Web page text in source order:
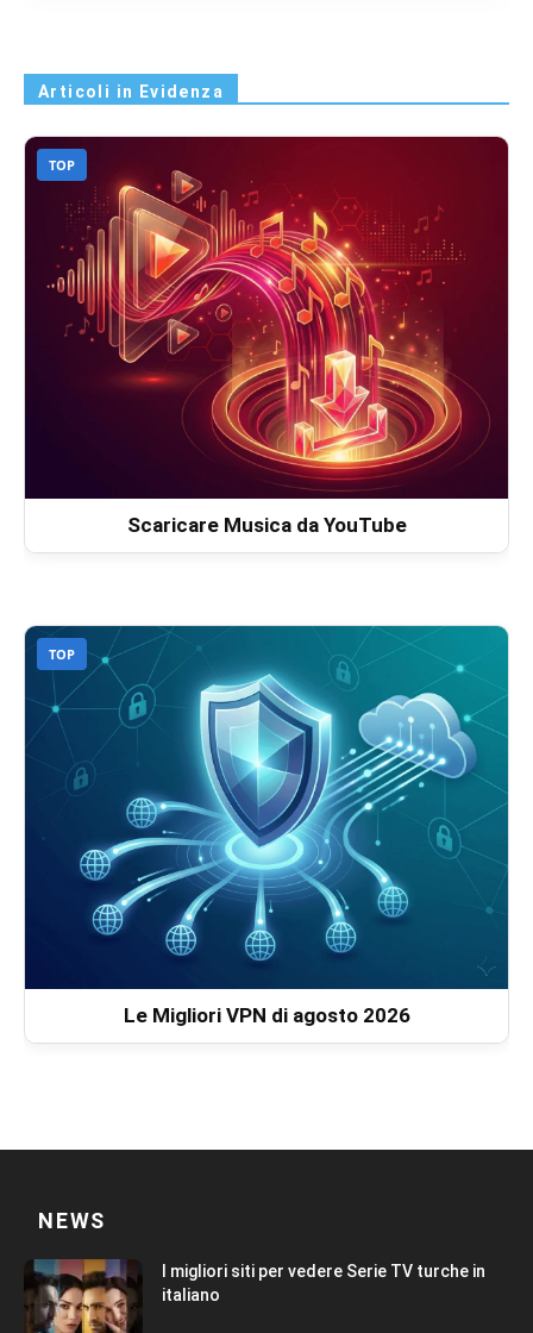
Articoli in Evidenza
TOP
Scaricare Musica da YouTube
TOP
Le Migliori VPN di agosto 2026
NEWS
I migliori siti per vedere Serie TV turche in
italiano